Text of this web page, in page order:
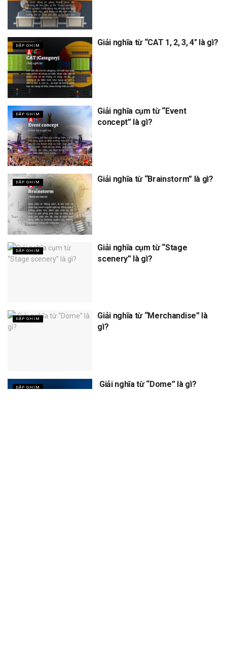
DẬP GHIM Giải nghĩa từ “CAT 1, 2, 3, 4″ là gì?
DẬP GHIM
Giải nghĩa cụm từ “Event
concept” là gì?
DẬP GHIM Giải nghĩa từ “Brainstorm” là gì?
DẬP GHIM
Giải nghĩa cụm từ “Stage
scenery” là gì?
DẬP GHIM
Giải nghĩa từ “Merchandise” là
gì?
DẬP GHIM Giải nghĩa từ “Dome” là gì?